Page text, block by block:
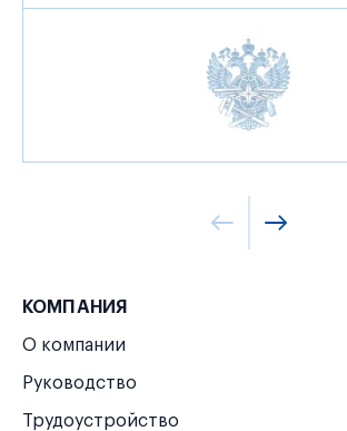
КОМПАНИЯ
О компании
Руководство
Трудоустройство